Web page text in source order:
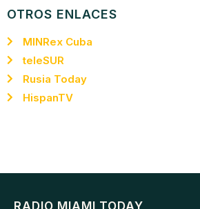
OTROS ENLACES
MINRex Cuba
teleSUR
Rusia Today
HispanTV
RADIO MIAMI TODAY